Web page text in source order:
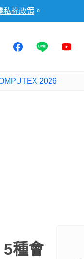
私權政策 。
2026
種會